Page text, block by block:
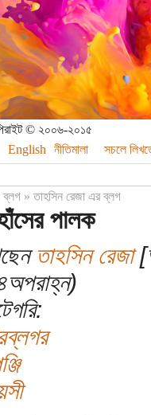
© ২০০৬-২০১৫
English নীতিমালা সচলে
ব্লগ»তাহসিন রেজা এর ব্লগ
পালক
তাহসিন রেজা